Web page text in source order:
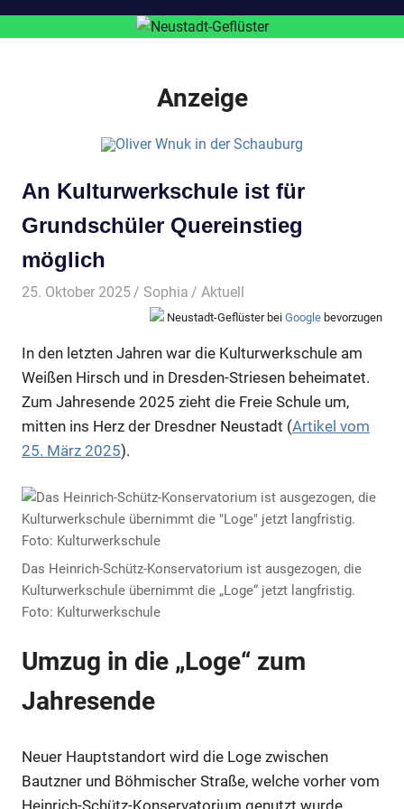
Anzeige
An Kulturwerkschule ist für
Grundschüler Quereinstieg
möglich
25. Oktober 2025 Sophia Aktuell
Neustadt-Geflüster bei Google bevorzugen
In den letzten Jahren war die Kulturwerkschule am
Weißen Hirsch und in Dresden-Striesen beheimatet.
Zum Jahresende 2025 zieht die Freie Schule um,
mitten ins Herz der Dresdner Neustadt (Artikel vom
25. März 2025).
Das Heinrich-Schütz-Konservatorium ist ausgezogen, die
Kulturwerkschule übernimmt die „Loge“ jetzt langfristig.
Foto: Kulturwerkschule
Umzug in die „Loge“ zum
Jahresende
Neuer Hauptstandort wird die Loge zwischen
Bautzner und Böhmischer Straße, welche vorher vom
Heinrich-Schütz-Konservatorium genutzt wurde.